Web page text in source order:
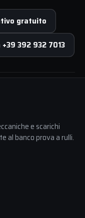
gratuito
+39 392 932 7013
e scarichi
al banco prova a rulli.